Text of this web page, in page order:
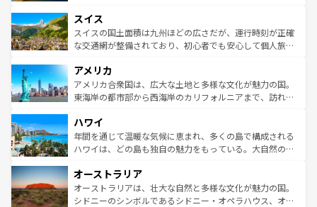
れる地方に足を運ぶとそれぞれで全く異なる文化を体験で
きるだろう。 なお、新着のフランス情報はコンテンツ一覧
を参照してほしい。
は、お酒好きな人にはぜひ体験してほしい。 なお、新着の
ドイツ情報はコンテンツ一覧を参照してほしい。
リアごとに異なる魅力がある。また、優雅なアフタヌーン
ティー、ビール好きにはたまらない英国パブ、サッカー観
戦など、本場だからこそできる体験も豊富。イギリスを旅
ンツ一覧を参照してほしい。
スイス
スイスの国土面積は九州ほどの広さだが、運行時刻が正確
な交通網が整備されており、初心者でも安心して個人旅行
の建物がそのまま残る町や、スイスならではのユニークな
博物館もあり、アルプス観光だけでなく町歩きも満喫する
ことができる。国民の所得が高いため物価も高いが、旅行
ば市内交通費無料で観光を楽しむこともできる。 なお、新
着のスイス情報はコンテンツ一覧 を参照してほしい。
アメリカ
アメリカ合衆国は、広大な土地と多様な文化が魅力の国。
東海岸の都市部から西海岸のカリフォルニアまで、訪れる
のような巨大都市は、観光、ショッピング、エンターテイ
ンメントが詰まった刺激的なスポットだ。一方、アメリカ
西部には大自然が広がり、グランドキャニオンやイエロー
部のニューオーリンズでは、音楽と美食が融合した独特の
文化が魅力。旅行者はアメリカの各地域で異なる魅力を楽
しみながら、その多様性と豊かな歴史を感じることができ
ハワイ
年間を通じて温暖な気候に恵まれ、多くの島で構成される
ハワイは、どの島も独自の魅力をもっている。大自然の神
ワイ島は見逃せない。また、定番の観光地といえばオアフ
島だが、静かな自然を求めるならマウイ島やカウアイ島が
おすすめ。エメラルドグリーンに輝く海をはじめ、豊かな
オーストラリア
オーストラリアは、壮大な自然と多様な文化が魅力の国。
シドニーのシンボルであるシドニー・オペラハウス、オー